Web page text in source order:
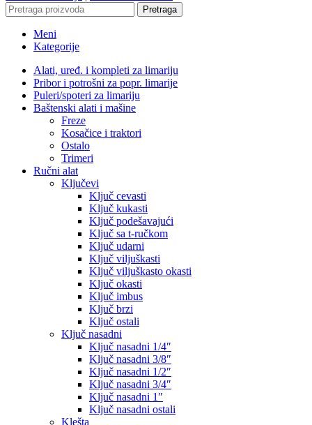
Pretraga
Meni
Kategorije
Alati, uređ. i kompleti za limariju
Pribor i potrošni za popr. limarije
Puleri/spoteri za limariju
Baštenski alati i mašine
Freze
Kosačice i traktori
Ostalo
Trimeri
Ručni alat
Ključevi
Ključ cevasti
Ključ kukasti
Ključ podešavajući
Ključ sa t-ručkom
Ključ udarni
Ključ viljuškasti
Ključ viljuškasto okasti
Ključ okasti
Ključ imbus
Ključ brzi
Ključ ostali
Ključ nasadni
Ključ nasadni 1/4″
Ključ nasadni 3/8″
Ključ nasadni 1/2″
Ključ nasadni 3/4″
Ključ nasadni 1″
Ključ nasadni ostali
Klešta